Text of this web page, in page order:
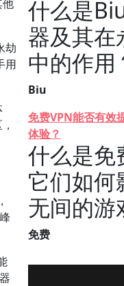
他
劫
用
什么是
器及其在
中的作用
Biu
免费VPN能否有效
体验？
什么是免
它们如何
无间的游
免费